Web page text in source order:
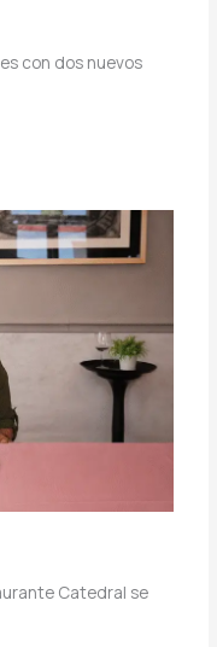
con dos nuevos
Catedral se